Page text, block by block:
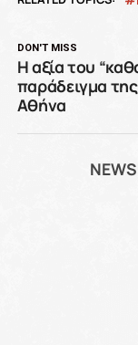
DON'T MISS
Η αξία του
παράδειγμα
Αθήνα